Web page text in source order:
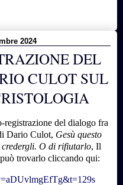
2024
DEL
CULOT SUL
registrazione del dialogo fra
Dario Culot, Gesù questo
credergli. O di rifiutarlo, Il
trovarlo cliccando qui: